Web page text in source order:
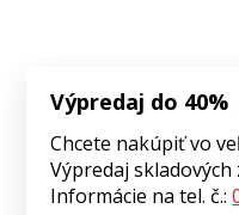
Ochrana
Výpredaj do 40%
Chcete nakúpiť vo
Výpredaj skladových
Informácie na tel. č.: